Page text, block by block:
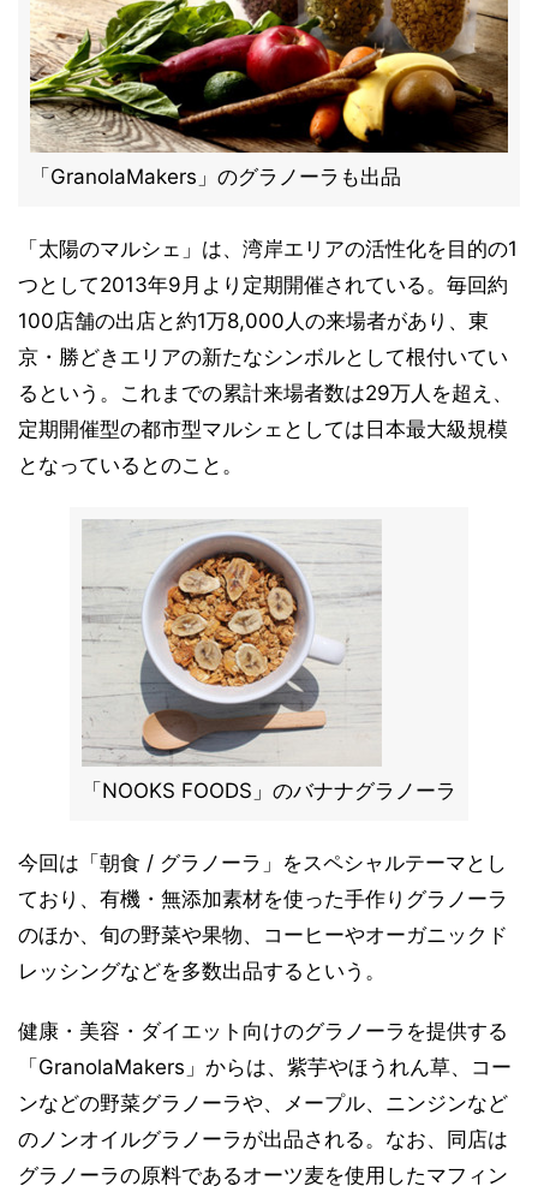
「GranolaMakers」のグラノーラも出品
「太陽のマルシェ」は、湾岸エリアの活性化を目的の1
つとして2013年9月より定期開催されている。毎回約
100店舗の出店と約1万8,000人の来場者があり、東
京・勝どきエリアの新たなシンボルとして根付いてい
るという。これまでの累計来場者数は29万人を超え、
定期開催型の都市型マルシェとしては日本最大級規模
となっているとのこと。
「NOOKS FOODS」のバナナグラノーラ
今回は「朝食 / グラノーラ」をスペシャルテーマとし
ており、有機・無添加素材を使った手作りグラノーラ
のほか、旬の野菜や果物、コーヒーやオーガニックド
レッシングなどを多数出品するという。
健康・美容・ダイエット向けのグラノーラを提供する
「GranolaMakers」からは、紫芋やほうれん草、コー
ンなどの野菜グラノーラや、メープル、ニンジンなど
のノンオイルグラノーラが出品される。なお、同店は
グラノーラの原料であるオーツ麦を使用したマフィン